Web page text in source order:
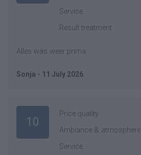
Service
Result treatment
Alles was weer prima
Sonja - 11 July 2026
10
Price quality
Ambiance & atmosphere
Service